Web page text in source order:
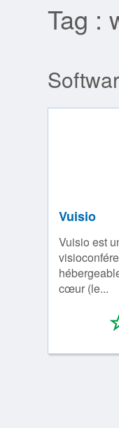
Tag :
Vuisio
Vuisio est
cœur (le...